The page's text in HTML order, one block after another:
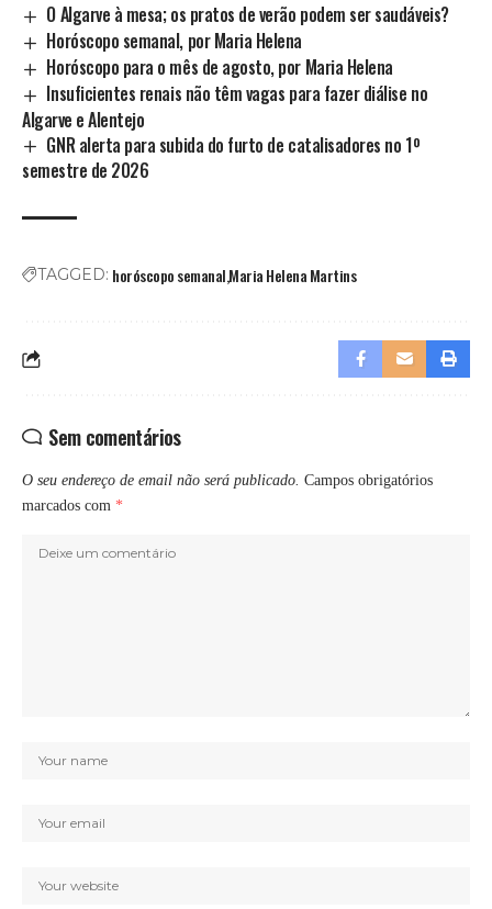
O Algarve à mesa; os pratos de verão podem ser saudáveis?
Horóscopo semanal, por Maria Helena
Horóscopo para o mês de agosto, por Maria Helena
Insuficientes renais não têm vagas para fazer diálise no
Algarve e Alentejo
GNR alerta para subida do furto de catalisadores no 1º
semestre de 2026
TAGGED: horóscopo semanalMaria Helena Martins
Sem comentários
O seu endereço de email não será publicado. Campos obrigatórios
marcados com *